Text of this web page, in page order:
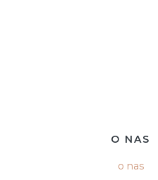
O NAS
o nas